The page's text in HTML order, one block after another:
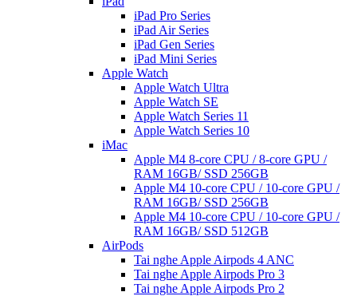
iPad Pro Series
iPad Air Series
iPad Gen Series
iPad Mini Series
Apple Watch
Apple Watch Ultra
Apple Watch SE
Apple Watch Series 11
Apple Watch Series 10
iMac
Apple M4 8-core CPU / 8-core GPU /
RAM 16GB/ SSD 256GB
Apple M4 10-core CPU / 10-core GPU /
RAM 16GB/ SSD 256GB
Apple M4 10-core CPU / 10-core GPU /
RAM 16GB/ SSD 512GB
AirPods
Tai nghe Apple Airpods 4 ANC
Tai nghe Apple Airpods Pro 3
Tai nghe Apple Airpods Pro 2